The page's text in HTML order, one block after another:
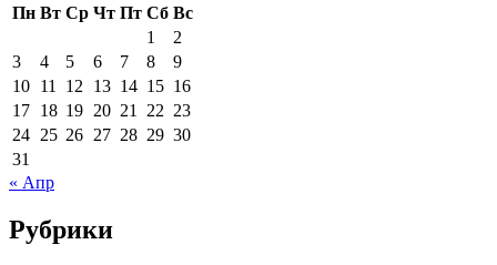
Пн Вт Ср Чт Пт Сб Вс
1
2
3
4 5 6 7 8
9
10 11 12 13 14 15 16
17 18 19 20 21 22 23
24 25 26 27 28 29 30
31
« Апр
Рубрики